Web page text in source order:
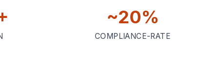
~20%
COMPLIANCE-RATE